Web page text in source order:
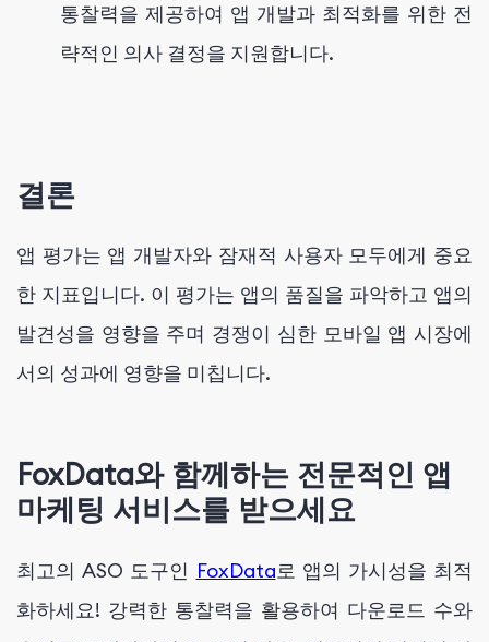
통찰력을 제공하여 앱 개발과 최적화를 위한 전
략적인 의사 결정을 지원합니다.
결론
앱 평가는 앱 개발자와 잠재적 사용자 모두에게 중요
한 지표입니다. 이 평가는 앱의 품질을 파악하고 앱의
발견성을 영향을 주며 경쟁이 심한 모바일 앱 시장에
서의 성과에 영향을 미칩니다.
FoxData와 함께하는 전문적인 앱
마케팅 서비스를 받으세요
최고의 ASO 도구인 FoxData로 앱의 가시성을 최적
화하세요! 강력한 통찰력을 활용하여 다운로드 수와